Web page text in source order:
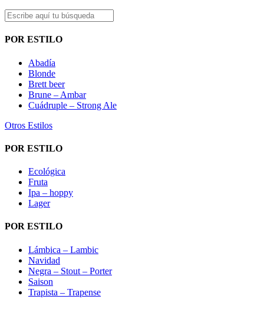
POR ESTILO
Abadía
Blonde
Brett beer
Brune – Ambar
Cuádruple – Strong Ale
Otros Estilos
POR ESTILO
Ecológica
Fruta
Ipa – hoppy
Lager
POR ESTILO
Lámbica – Lambic
Navidad
Negra – Stout – Porter
Saison
Trapista – Trapense